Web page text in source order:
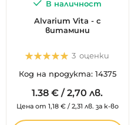
В наличност
Alvarium Vita - с
витамини
Оценка:
3оценки
Код на продукта: 14375
1.38 € /2,70 лв.
Цена от 1,18 €/ 2,31 лв. за к-во